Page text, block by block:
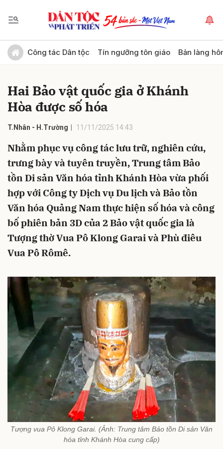
Công tác Dân tộc Tín ngưỡng tôn giáo Bản làng
Hai Bảo vật quốc gia ở Khánh
Hòa được số hóa
T.Nhân - H.Trường 11/11/2025 14:43
Nhằm phục vụ công tác lưu trữ, nghiên cứu,
trưng bày và tuyên truyền, Trung tâm Bảo
tồn Di sản Văn hóa tỉnh Khánh Hòa vừa phối
hợp với Công ty Dịch vụ Du lịch và Bảo tồn
Văn hóa Quảng Nam thực hiện số hóa và công
bố phiên bản 3D của 2 Bảo vật quốc gia là
Tượng thờ Vua Pô Klong Garai và Phù điêu
Vua Pô Rômê.
Tượng vua Pô Klong Garai. (Ảnh: Trung tâm Bảo tồn Di sản Văn
hóa tỉnh Khánh Hòa cung cấp)
Gửi bình luận
Hủy Gửi